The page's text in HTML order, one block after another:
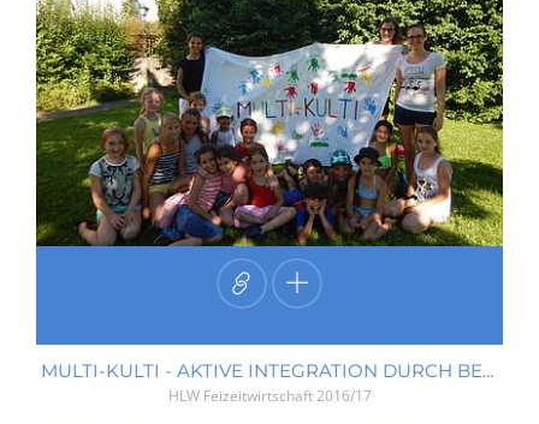
MULTI-KULTI - AKTIVE INTEGRATION DURCH BEWEGUNG
HLW Feizeitwirtschaft2016/17